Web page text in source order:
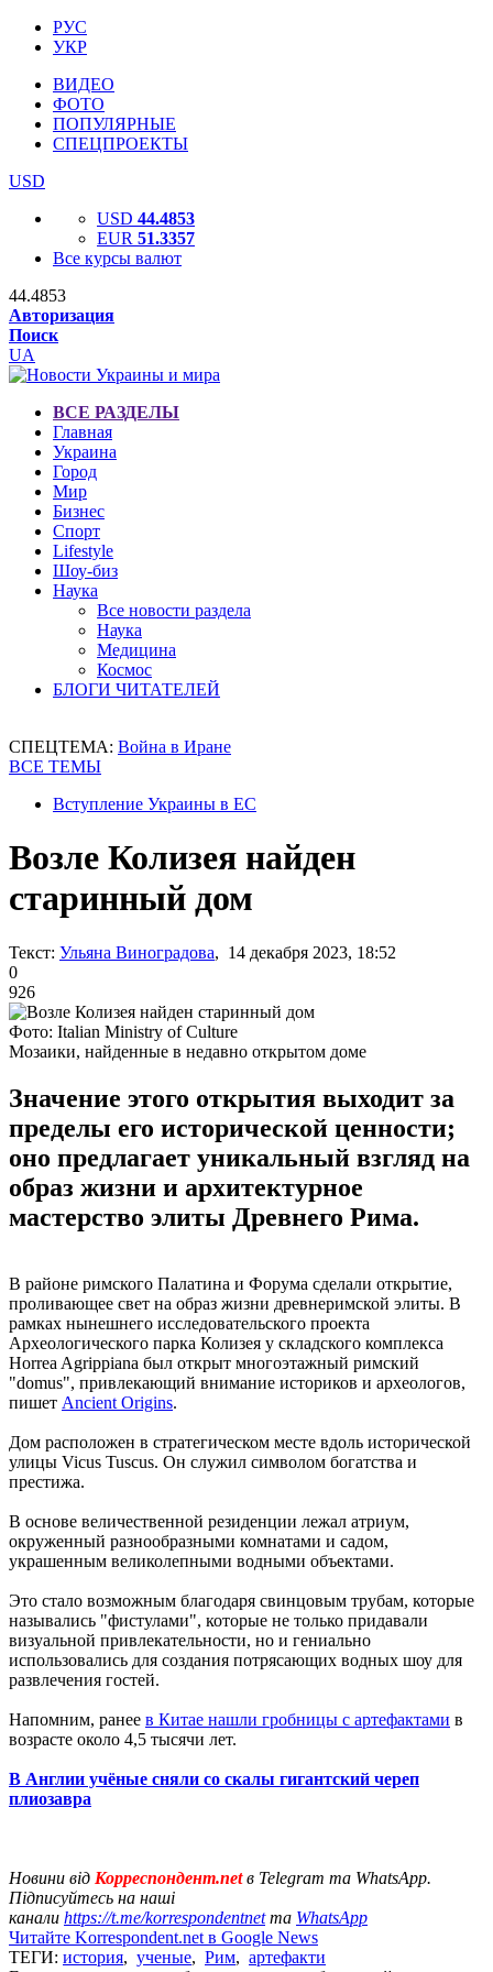
РУС
УКР
ВИДЕО
ФОТО
ПОПУЛЯРНЫЕ
СПЕЦПРОЕКТЫ
USD
USD 44.4853
EUR 51.3357
Все курсы валют
44.4853
Авторизация
Поиск
UA
ВСЕ РАЗДЕЛЫ
Главная
Украина
Город
Мир
Бизнес
Спорт
Lifestyle
Шоу-биз
Наука
Все новости раздела
Наука
Медицина
Космос
БЛОГИ ЧИТАТЕЛЕЙ
СПЕЦТЕМА: Война в Иране
ВСЕ ТЕМЫ
Вступление Украины в ЕС
Возле Колизея найден
старинный дом
Текст: Ульяна Виноградова, 14 декабря 2023, 18:52
0
926
Фото: Italian Ministry of Culture
Мозаики, найденные в недавно открытом доме
Значение этого открытия выходит за
пределы его исторической ценности;
оно предлагает уникальный взгляд на
образ жизни и архитектурное
мастерство элиты Древнего Рима.
В районе римского Палатина и Форума сделали открытие,
проливающее свет на образ жизни древнеримской элиты. В
рамках нынешнего исследовательского проекта
Археологического парка Колизея у складского комплекса
Horrea Agrippiana был открыт многоэтажный римский
"domus", привлекающий внимание историков и археологов,
пишет Ancient Origins.
Дом расположен в стратегическом месте вдоль исторической
улицы Vicus Tuscus. Он служил символом богатства и
престижа.
В основе величественной резиденции лежал атриум,
окруженный разнообразными комнатами и садом,
украшенным великолепными водными объектами.
Это стало возможным благодаря свинцовым трубам, которые
назывались "фистулами", которые не только придавали
визуальной привлекательности, но и гениально
использовались для создания потрясающих водных шоу для
развлечения гостей.
Напомним, ранее в Китае нашли гробницы с артефактами в
возрасте около 4,5 тысячи лет.
В Англии учёные сняли со скалы гигантский череп
плиозавра
Новини від Корреспондент.netв Telegram та WhatsApp.
Підписуйтесь на наші
канали https://t.me/korrespondentnetта WhatsApp
Читайте Korrespondent.net в Google News
ТЕГИ: история, ученые, Рим, артефакти